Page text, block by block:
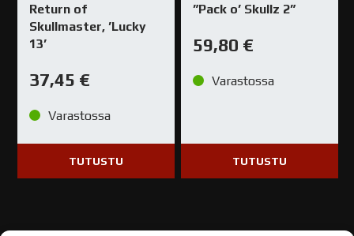
Return of
Skullmaster, ’Lucky
13’
37,45 €
Varastossa
TUTUSTU
”Pack o’ Skullz 2”
59,80 €
Varastossa
TUTUSTU